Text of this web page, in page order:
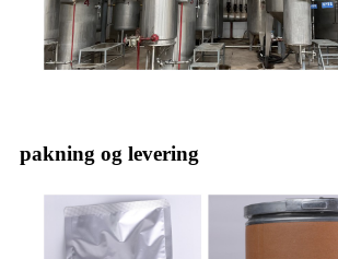
pakning og levering